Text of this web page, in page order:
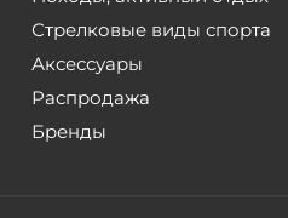
Стрелковые виды спорта
Аксессуары
Распродажа
Бренды